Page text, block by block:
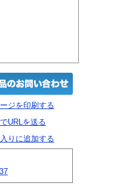
ジを印刷する
URLを送る
りに追加する